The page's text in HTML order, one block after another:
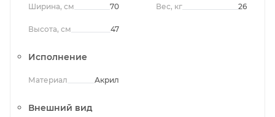
Ширина, см 70
Высота, см 47
Вес, кг 26
Исполнение
Материал Акрил
Внешний вид